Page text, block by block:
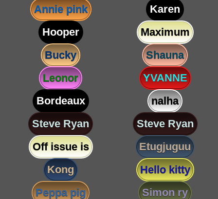
Annie pink
Karen
Hooper
Maximum
Bucky
Shauna
Leonor
YVANNE
Bordeaux
nalha
Steve Ryan
Steve Ryan
Off issue is
Etugjuguu
Kong
Hello kitty
Peppa pig
Simon ry